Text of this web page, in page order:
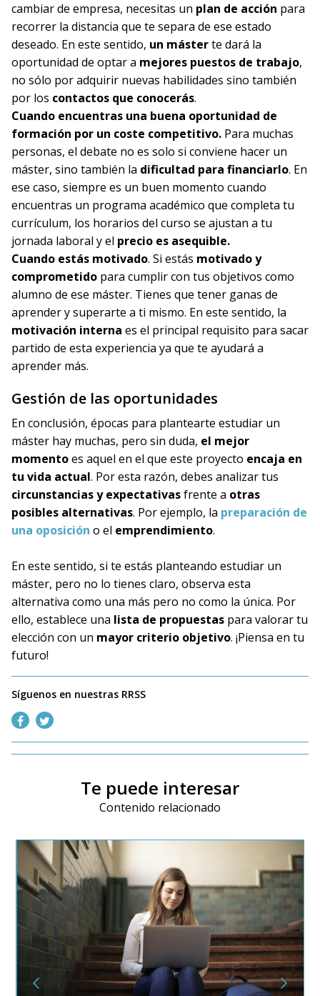
cambiar de empresa, necesitas un plan de acción para
recorrer la distancia que te separa de ese estado
deseado. En este sentido, un másterte dará la
oportunidad de optar a mejores puestos de trabajo,
no sólo por adquirir nuevas habilidades sino también
por los contactos que conocerás.
Cuando encuentras una buena oportunidad de
formación por un coste competitivo. Para muchas
personas, el debate no es solo si conviene hacer un
máster, sino también la dificultad para financiarlo. En
ese caso, siempre es un buen momento cuando
encuentras un programa académico que completa tu
currículum, los horarios del curso se ajustan a tu
jornada laboral y el precio es asequible.
Cuando estás motivado. Si estás motivado y
comprometido para cumplir con tus objetivos como
alumno de ese máster. Tienes que tener ganas de
aprender y superarte a ti mismo. En este sentido, la
motivación interna es el principal requisito para sacar
partido de esta experiencia ya que te ayudará a
aprender más.
Gestión de las oportunidades
En conclusión, épocas para plantearte estudiar un
máster hay muchas, pero sin duda, el mejor
momentoes aquel en el que este proyecto encaja en
tu vida actual. Por esta razón, debes analizar tus
circunstancias y expectativasfrente a otras
posibles alternativas. Por ejemplo, la preparación de
una oposición o el emprendimiento.
En este sentido, si te estás planteando estudiar un
máster, pero no lo tienes claro, observa esta
alternativa como una más pero no como la única. Por
ello, establece una lista de propuestas para valorar tu
elección con un mayor criterio objetivo. ¡Piensa en tu
futuro!
Síguenos en nuestras RRSS
Te puede interesar
Contenido relacionado